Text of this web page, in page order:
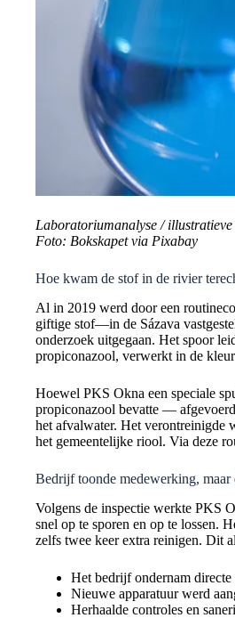
Laboratoriumanalyse / illustratieve
Foto: Bokskapet via Pixabay
Hoe kwam de stof in de rivier
Al in 2019 werd door een
giftige stof—in de Sázava
onderzoek uitgegaan. Het spoor
propiconazool, verwerkt in de
Hoewel PKS Okna een speciale
propiconazool bevatte —
het afvalwater. Het verontreinigde
het gemeentelijke riool. Via deze
Bedrijf toonde medewerking, maar
Volgens de inspectie werkte PKS
snel op te sporen en op te lossen.
zelfs twee keer extra reinigen. Dit
Het bedrijf ondernam
Nieuwe apparatuur werd
Herhaalde controles en